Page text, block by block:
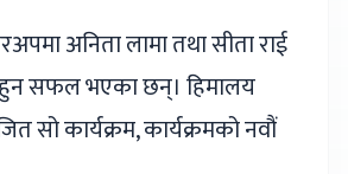
अनिता लामा तथा सीता राई
सफल भएका छन्। हिमालय
सो कार्यक्रम, कार्यक्रमको नवौं